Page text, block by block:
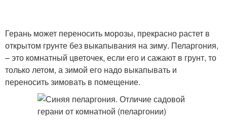
Герань может переносить морозы, прекрасно растет в
открытом грунте без выкапывания на зиму. Пеларгония,
– это комнатный цветочек, если его и сажают в грунт, то
только летом, а зимой его надо выкапывать и
переносить зимовать в помещение.